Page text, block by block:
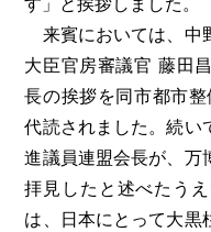
来賓においては、中
大臣官房審議官 藤田
長の挨拶を同市都市
代読されました。続い
進議員連盟会長が、万
拝見したと述べたう
は、日本にとって大黒